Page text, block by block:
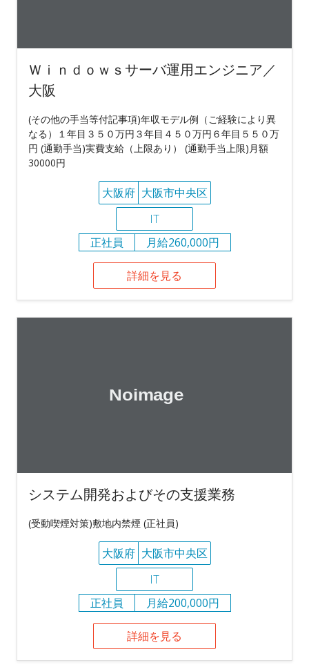
Ｗｉｎｄｏｗｓサーバ運用エンジニア／
大阪
(その他の手当等付記事項)年収モデル例（ご経験により異
なる）１年目３５０万円３年目４５０万円６年目５５０万
円 (通勤手当)実費支給（上限あり） (通勤手当上限)月額
30000円
大阪府 大阪市中央区
IT
正社員
月給260,000円
詳細を見る
システム開発およびその支援業務
(受動喫煙対策)敷地内禁煙 (正社員)
大阪府 大阪市中央区
IT
正社員
月給200,000円
詳細を見る